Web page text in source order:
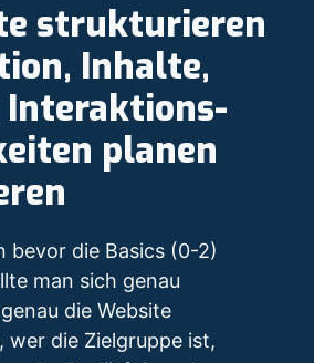
strukturieren
Inhalte,
Interaktions-
planen
bevor die Basics (0-2)
man sich genau
die Website
wer die Zielgruppe ist,